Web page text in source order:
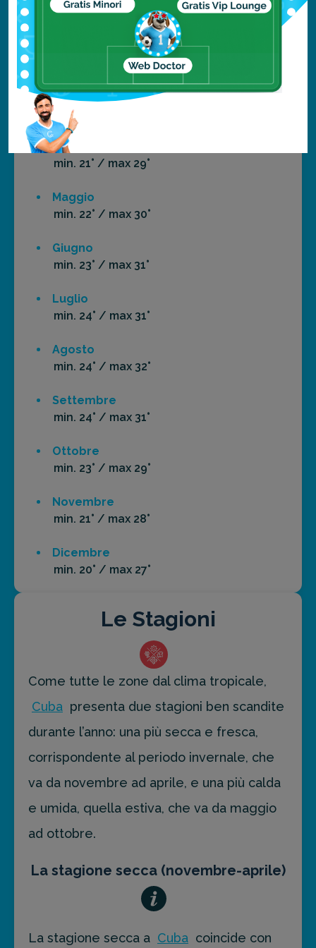
min. 19° / max 26°
min. 19° / max 26°
Marzo
min. 20° / max 28°
Aprile
min. 21° / max 29°
Maggio
min. 22° / max 30°
Giugno
min. 23° / max 31°
Luglio
min. 24° / max 31°
Agosto
min. 24° / max 32°
Settembre
min. 24° / max 31°
Ottobre
min. 23° / max 29°
Novembre
min. 21° / max 28°
Dicembre
min. 20° / max 27°
Le Stagioni
Come tutte le zone dal clima tropicale,
Cuba presenta due stagioni ben scandite
durante l’anno: una più secca e fresca,
corrispondente al periodo invernale, che
va da novembre ad aprile, e una più calda
e umida, quella estiva, che va da maggio
ad ottobre.
La stagione secca (novembre-aprile)
La stagione secca a Cuba coincide con